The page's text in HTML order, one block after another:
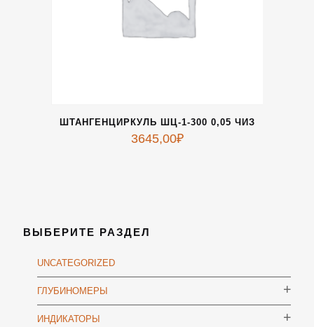
ШТАНГЕНЦИРКУЛЬ ШЦ-1-300 0,05 ЧИЗ
3645,00₽
ВЫБЕРИТЕ РАЗДЕЛ
UNCATEGORIZED
ГЛУБИНОМЕРЫ
ИНДИКАТОРЫ